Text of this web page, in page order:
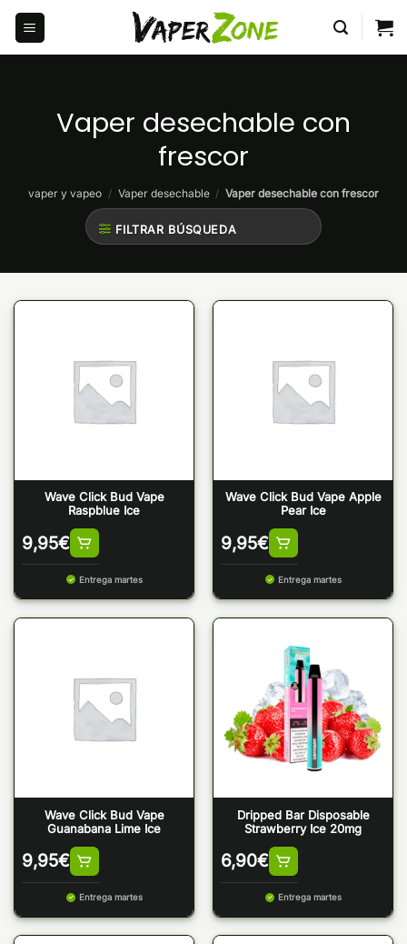
Saltar
contenido
Vaper desechable con
frescor
vaper y vapeo / Vaper desechable / Vaper desechable con frescor
FILTRAR BÚSQUEDA
Wave Click Bud Vape
Raspblue Ice
9,95€
Entrega martes
Wave Click Bud Vape Apple
Pear Ice
9,95€
Entrega martes
Wave Click Bud Vape
Guanabana Lime Ice
9,95€
Entrega martes
Dripped Bar Disposable
Strawberry Ice 20mg
6,90€
Entrega martes